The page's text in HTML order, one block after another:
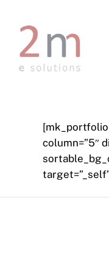
content
[mk_portfolio
column=”5″